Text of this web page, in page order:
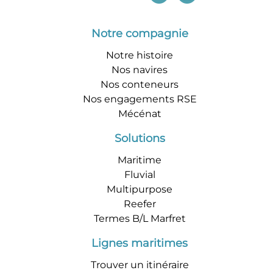
Notre compagnie
Notre histoire
Nos navires
Nos conteneurs
Nos engagements RSE
Mécénat
Solutions
Maritime
Fluvial
Multipurpose
Reefer
Termes B/L Marfret
Lignes maritimes
Trouver un itinéraire